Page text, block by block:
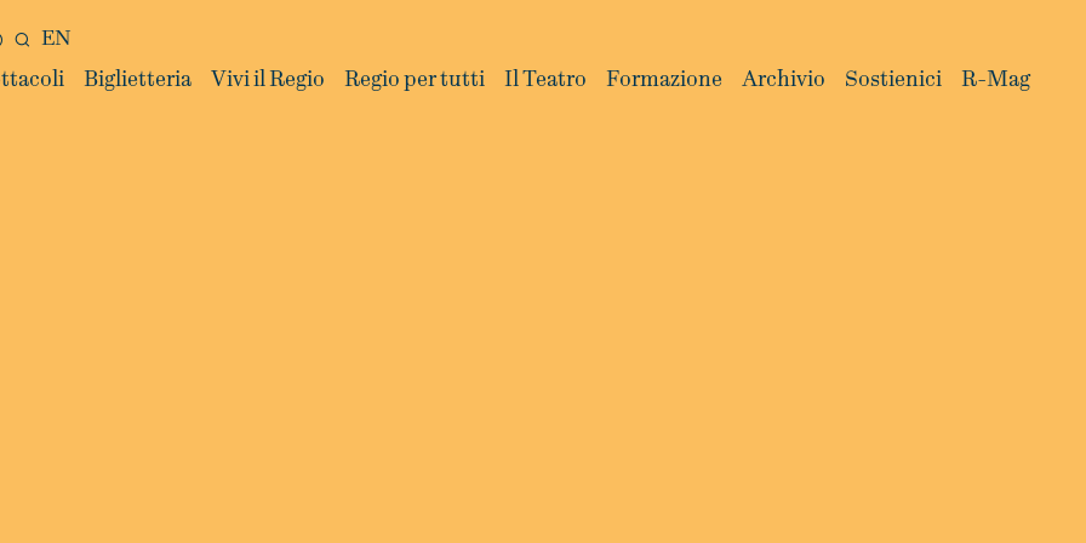
EN
Biglietteria Vivi il Regio Regio per tutti Il Teatro Formazione Archivio Sostienici R-Mag